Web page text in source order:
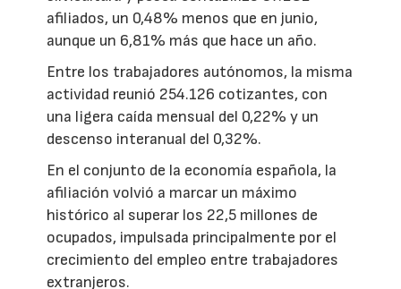
afiliados, un 0,48% menos que en junio,
aunque un 6,81% más que hace un año.
Entre los trabajadores autónomos, la misma
actividad reunió 254.126 cotizantes, con
una ligera caída mensual del 0,22% y un
descenso interanual del 0,32%.
En el conjunto de la economía española, la
afiliación volvió a marcar un máximo
histórico al superar los 22,5 millones de
ocupados, impulsada principalmente por el
crecimiento del empleo entre trabajadores
extranjeros.